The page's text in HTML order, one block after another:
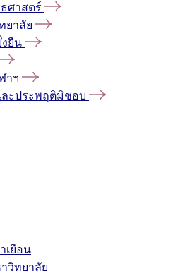
ศาสตร์
ยาลัย
ยืน
าฯ
ละประพฤติมิชอบ
เยือน
วิทยาลัย